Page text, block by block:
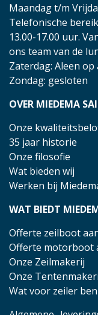
Maandag t/m
Telefonische
13.00-17.00 uur.
ons team van de
Zaterdag: Aleen
Zondag: gesloten
OVER MIEDEMA
Onze
35 jaar historie
Onze filosofie
Wat bieden wij
Werken bij
WAT BIEDT
Offerte zeilboot
Offerte motorboot
Onze Zeilmakerij
Onze
Wat voor zeiler